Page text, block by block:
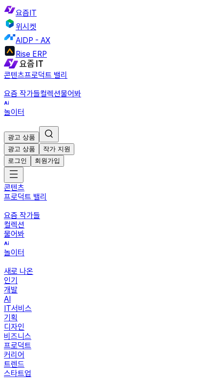
요즘IT
위시켓
AIDP - AX
Rise ERP
콘텐츠프로덕트 밸리
요즘 작가들컬렉션물어봐
놀이터
광고 상품
광고 상품
작가 지원
로그인
회원가입
콘텐츠
프로덕트 밸리
요즘 작가들
컬렉션
물어봐
놀이터
새로 나온
인기
개발
AI
IT서비스
기획
디자인
비즈니스
프로덕트
커리어
트렌드
스타트업